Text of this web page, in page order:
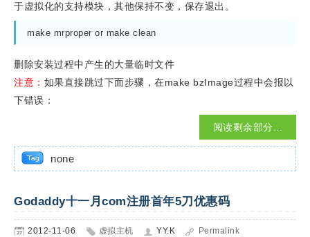
于虚拟化的支持模块，其他保持不变，保存退出。
make mrproper or make clean
删除安装过程中产生的大量临时文件
注意： 如果直接跳过下面步骤，在make bzImage过程中会报以
下错误：
阅读剩余部分...
none
Godaddy十一月com注册首年5刀优惠码
2012-11-06 虚拟主机 YY.K Permalink